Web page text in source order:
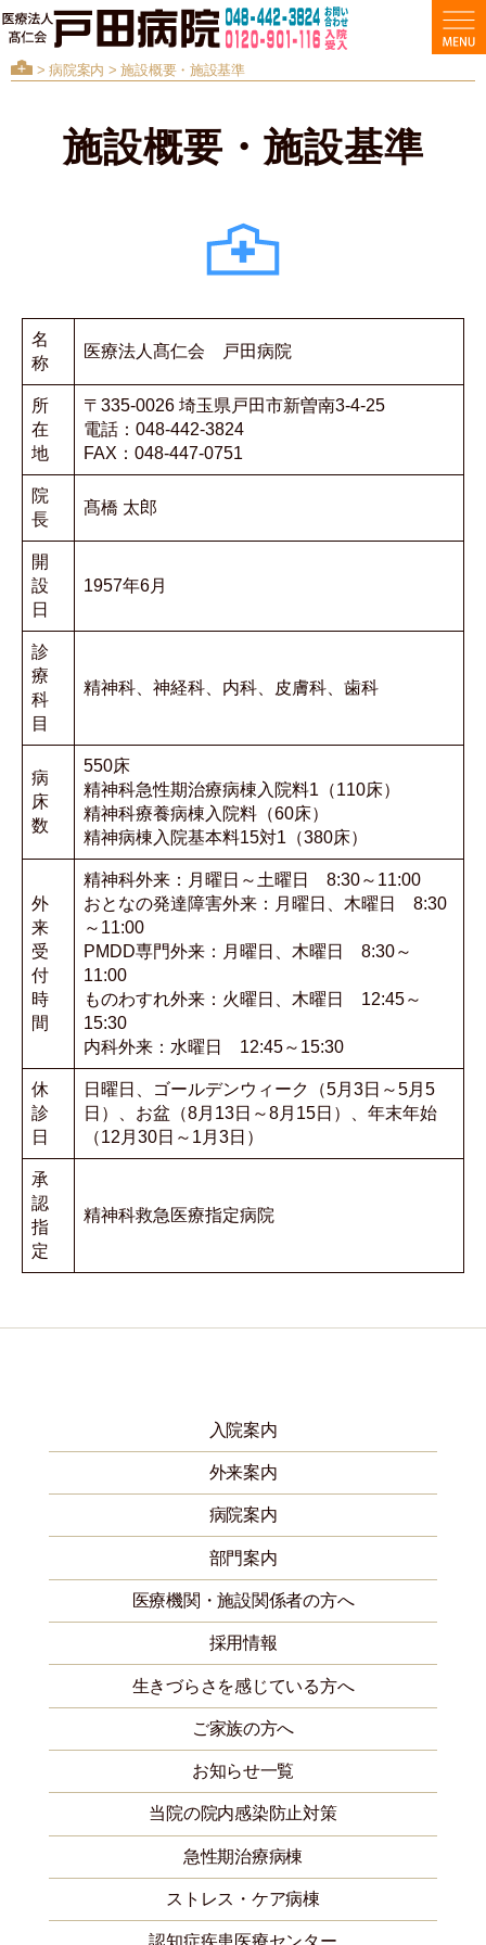
>病院案内 > 施設概要・施設基準
施設概要・施設基準
名
称
医療法人髙仁会 戸田病院
所
在
地
〒335-0026 埼玉県戸田市新曽南3-4-25
電話：048-442-3824
FAX：048-447-0751
院
長
髙橋 太郎
開
設
日
1957年6月
診
療
科
目
精神科、神経科、内科、皮膚科、歯科
病
床
数
550床
精神科急性期治療病棟入院料1（110床）
精神科療養病棟入院料（60床）
精神病棟入院基本料15対1（380床）
外
来
受
付
時
間
精神科外来：月曜日～土曜日 8:30～11:00
おとなの発達障害外来：月曜日、木曜日 8:30
～11:00
PMDD専門外来：月曜日、木曜日 8:30～
11:00
ものわすれ外来：火曜日、木曜日 12:45～
15:30
内科外来：水曜日 12:45～15:30
休
診
日
日曜日、ゴールデンウィーク（5月3日～5月5
日）、お盆（8月13日～8月15日）、年末年始
（12月30日～1月3日）
承
認
指
定
精神科救急医療指定病院
入院案内
外来案内
病院案内
部門案内
医療機関・施設関係者の方へ
採用情報
生きづらさを感じている方へ
ご家族の方へ
お知らせ一覧
当院の院内感染防止対策
急性期治療病棟
ストレス・ケア病棟